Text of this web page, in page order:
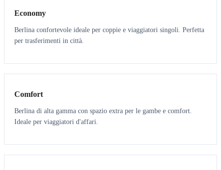
Economy
Berlina confortevole ideale per coppie e viaggiatori singoli. Perfetta
per trasferimenti in città.
3 3
Comfort
Berlina di alta gamma con spazio extra per le gambe e comfort.
Ideale per viaggiatori d'affari.
6 5